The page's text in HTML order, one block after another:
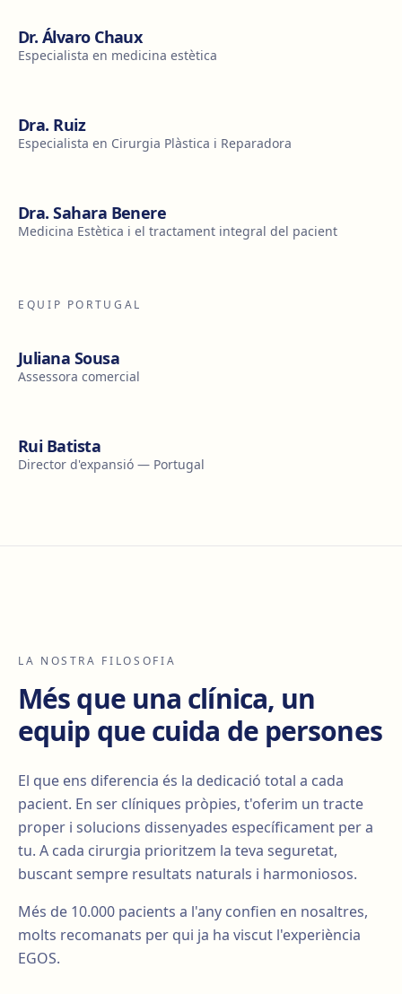
Dr. Álvaro Chaux
Especialista en medicina estètica
Dra. Ruiz
Especialista en Cirurgia Plàstica i Reparadora
Dra. Sahara Benere
Medicina Estètica i el tractament integral del pacient
EQUIP PORTUGAL
Juliana Sousa
Assessora comercial
Rui Batista
Director d'expansió — Portugal
LA NOSTRA FILOSOFIA
Més que una clínica, un
equip que cuida de persones
El que ens diferencia és la dedicació total a cada
pacient. En ser clíniques pròpies, t'oferim un tracte
proper i solucions dissenyades específicament per a
tu. A cada cirurgia prioritzem la teva seguretat,
buscant sempre resultats naturals i harmoniosos.
Més de 10.000 pacients a l'any confien en nosaltres,
molts recomanats per qui ja ha viscut l'experiència
EGOS.